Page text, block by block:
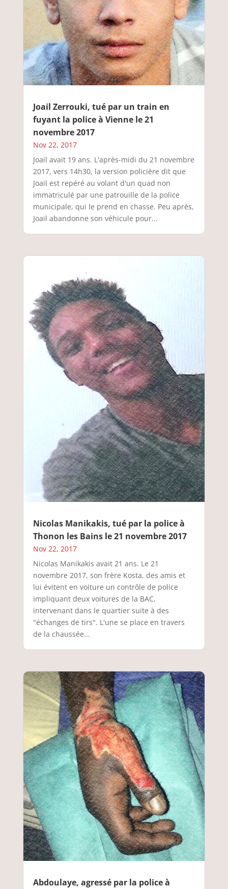
Joail Zerrouki, tué par un train en
fuyant la police à Vienne le 21
novembre 2017
Nov 22, 2017
Joail avait 19 ans. L'après-midi du 21 novembre
2017, vers 14h30, la version policière dit que
Joail est repéré au volant d'un quad non
immatriculé par une patrouille de la police
municipale, qui le prend en chasse. Peu après,
Joail abandonne son véhicule pour...
Nicolas Manikakis, tué par la police à
Thonon les Bains le 21 novembre 2017
Nov 22, 2017
Nicolas Manikakis avait 21 ans. Le 21
novembre 2017, son frère Kosta, des amis et
lui évitent en voiture un contrôle de police
impliquant deux voitures de la BAC,
intervenant dans le quartier suite à des
"échanges de tirs". L'une se place en travers
de la chaussée...
Abdoulaye, agressé par la police à